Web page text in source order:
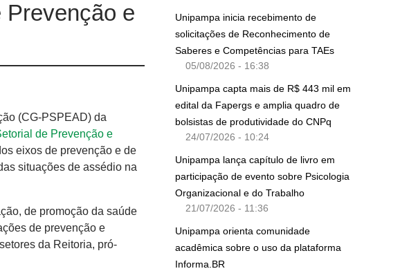
Prevenção e
(CG-PSPEAD) da
de Prevenção e
eixos de prevenção e de
situações de assédio na
de promoção da saúde
de prevenção e
da Reitoria, pró-
Unipampa inicia recebimento de
solicitações de Reconhecimento de
Saberes e Competências para TAEs
05/08/2026 - 16:38
Unipampa capta mais de R$ 443 mil em
edital da Fapergs e amplia quadro de
bolsistas de produtividade do CNPq
24/07/2026 - 10:24
Unipampa lança capítulo de livro em
participação de evento sobre Psicologia
Organizacional e do Trabalho
21/07/2026 - 11:36
Unipampa orienta comunidade
acadêmica sobre o uso da plataforma
Informa.BR